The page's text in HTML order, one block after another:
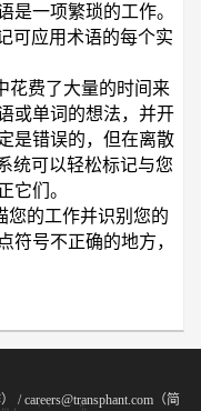
是一项繁琐的工作。
可应用术语的每个实
花费了大量的时间来
或单词的想法，并开
是错误的，但在离散
统可以轻松标记与您
它们。
您的工作并识别您的
符号不正确的地方，
/ careers@transphant.com（简